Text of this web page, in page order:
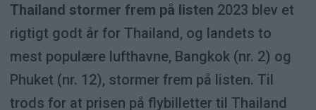
Thailand stormer frem på listen 2023 blev et
rigtigt godt år for Thailand, og landets to
mest populære lufthavne, Bangkok (nr. 2) og
Phuket (nr. 12), stormer frem på listen. Til
trods for at prisen på flybilletter til Thailand